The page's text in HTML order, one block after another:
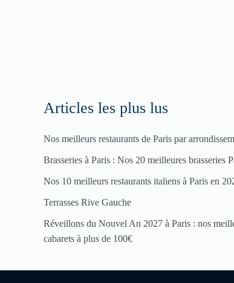
Articles les plus lus
Nos meilleurs restaurants de Paris par
Brasseries à Paris : Nos 20 meilleures brasseries
Nos 10 meilleurs restaurants italiens à Paris en
Terrasses Rive Gauche
Réveillons du Nouvel An 2027 à Paris : nos
cabarets à plus de 100€